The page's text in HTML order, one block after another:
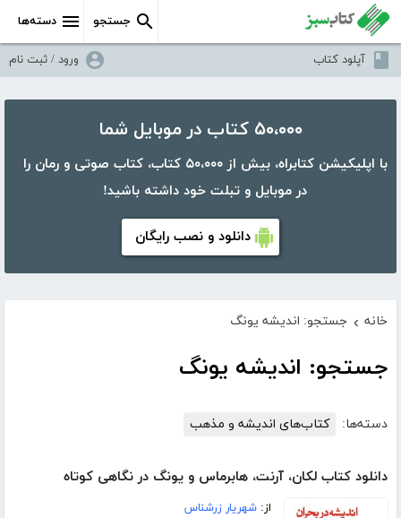
دسته‌ها جستجو
آپلود کتاب ورود / ثبت نام
۵۰،۰۰۰ کتاب در موبایل شما
با اپلیکیشن کتابراه، بیش از ۵۰،۰۰۰ کتاب، کتاب صوتی و رمان را
در موبایل و تبلت خود داشته باشید!
دانلود و نصب رایگان
خانه › جستجو: اندیشه یونگ
جستجو: اندیشه یونگ
دسته‌ها: کتاب‌های اندیشه و مذهب
دانلود کتاب لکان، آرنت، هابرماس و یونگ در نگاهی کوتاه
از:شهریار زرشناس